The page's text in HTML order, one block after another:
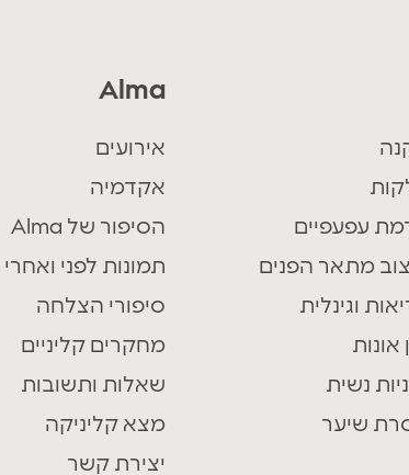
עפעפיים
מתאר הפנים
וגינלית
אונות
נשית
שיער
Alma
אירועים
אקדמיה
הסיפור של Alma
תמונות לפני ואחרי
סיפורי הצלחה
מחקרים קליניים
שאלות ותשובות
מצא קליניקה
יצירת קשר